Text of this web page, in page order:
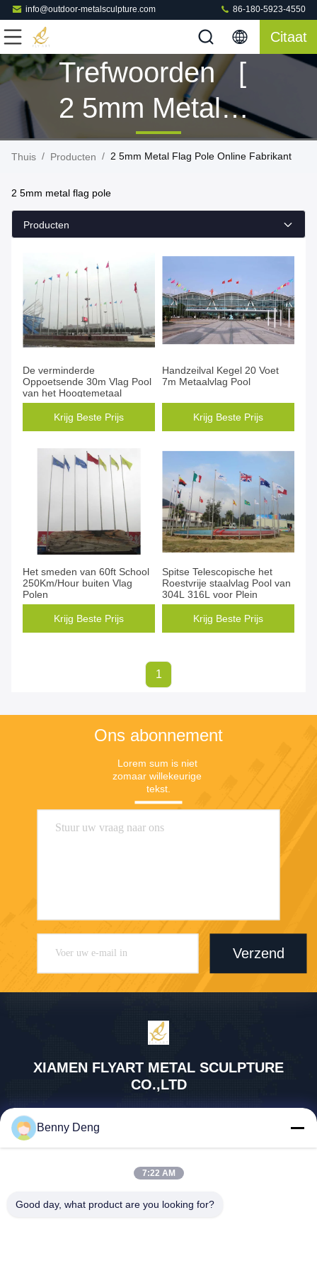
info@outdoor-metalsculpture.com 86-180-5923-4550
Citaat
Trefwoorden [
2 5mm Metal
Flag Pole ]
4 Producten
Thuis / Producten / 2 5mm Metal Flag Pole Online Fabrikant
2 5mm metal flag pole
Producten
De verminderde
Oppoetsende 30m Vlag Pool
van het Hoogtemetaal
Krijg Beste Prijs
Handzeilval Kegel 20 Voet
7m Metaalvlag Pool
Krijg Beste Prijs
Het smeden van 60ft School
250Km/Hour buiten Vlag
Polen
Krijg Beste Prijs
Spitse Telescopische het
Roestvrije staalvlag Pool van
304L 316L voor Plein
Krijg Beste Prijs
1
Ons abonnement
Lorem sum is niet
zomaar willekeurige
tekst.
Verzend
XIAMEN FLYART METAL SCULPTURE
CO.,LTD
86-180-5923-4550
XINDIAN STAD, XIANGAN-D
ISTRICT XIAMEN CHINA
Benny Deng
7:22 AM
Good day, what product are you looking for?